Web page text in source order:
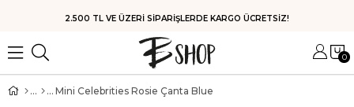
2.500 TL VE ÜZERİ SİPARİŞLERDE KARGO ÜCRETSİZ!
0
Mini Celebrities Rosie Çanta Blue